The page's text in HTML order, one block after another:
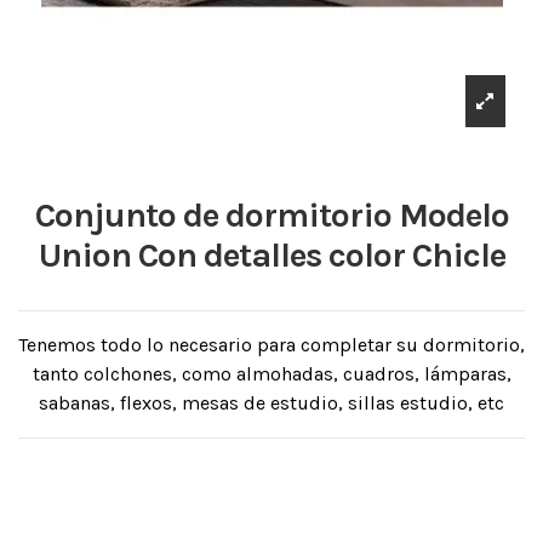
Conjunto de dormitorio Modelo
Union Con detalles color Chicle
Tenemos todo lo necesario para completar su dormitorio,
tanto colchones, como almohadas, cuadros, lámparas,
sabanas, flexos, mesas de estudio, sillas estudio, etc